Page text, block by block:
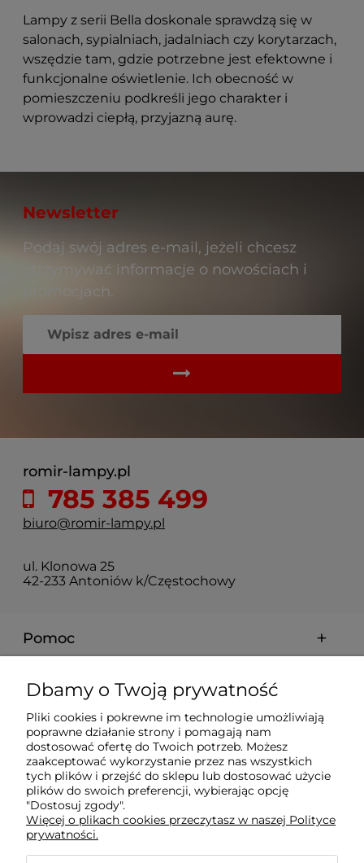
Lampy z serii Bella doskonale sprawdzą się w
salonach, sypialniach, jadalniach czy korytarzach,
wszędzie tam, gdzie potrzebne jest efektowne i
funkcjonalne oświetlenie. Ich obecność w
pomieszczeniu podkreśli jego charakter i
wprowadzi ciepłą, przyjazną aurę.
Newsletter
Podaj swój adres e-mail, jeżeli chcesz
otrzymywać informacje o nowościach i
promocjach.
romir-lampy.pl
785 385 499
biuro@romir-lampy.pl
ul. Klonowa 25
42-233 Antoniów k/Częstochowy
Pomoc
Moje konto
Płatności i dostawa
Informacje
O nas
Dbamy o Twoją prywatność
Pliki cookies i pokrewne im technologie umożliwiają
poprawne działanie strony i pomagają nam
dostosować ofertę do Twoich potrzeb. Możesz
zaakceptować wykorzystanie przez nas wszystkich
tych plików i przejść do sklepu lub dostosować użycie
plików do swoich preferencji, wybierając opcję
"Dostosuj zgody".
Więcej o plikach cookies przeczytasz w naszej Polityce
prywatności.